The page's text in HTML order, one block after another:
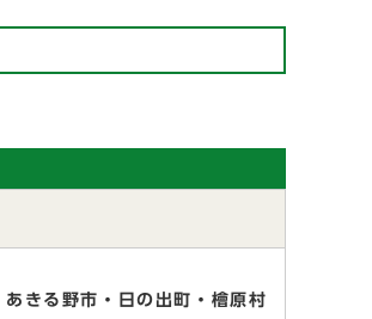
きる野市・日の出町・檜原村